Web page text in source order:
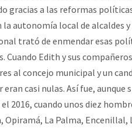
gracias a las reformas
autonomía local de alcaldes y
trató de enmendar esas
Edith y sus
al concejo municipal y un
casi nulas. Así fue,
2016, cuando unos diez
Opiramá, La Palma, Encenillal,